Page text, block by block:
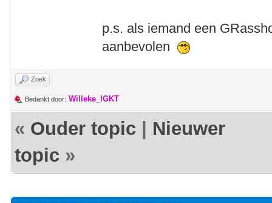
p.s. als iemand een
aanbevolen
Zoek
Bedankt door: Willeke_IGKT
« Ouder topic
Nieuwer
topic »